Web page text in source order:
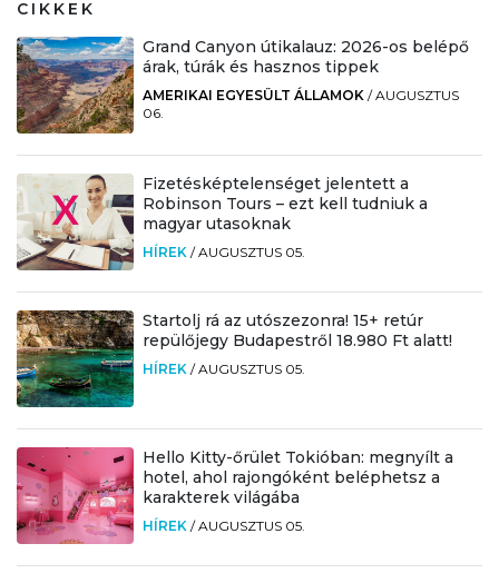
CIKKEK
Grand Canyon útikalauz: 2026-os belépő
árak, túrák és hasznos tippek
AMERIKAI EGYESÜLT ÁLLAMOK /AUGUSZTUS
06.
Fizetésképtelenséget jelentett a
Robinson Tours – ezt kell tudniuk a
magyar utasoknak
HÍREK /AUGUSZTUS 05.
Startolj rá az utószezonra! 15+ retúr
repülőjegy Budapestről 18.980 Ft alatt!
HÍREK /AUGUSZTUS 05.
Hello Kitty-őrület Tokióban: megnyílt a
hotel, ahol rajongóként beléphetsz a
karakterek világába
HÍREK /AUGUSZTUS 05.